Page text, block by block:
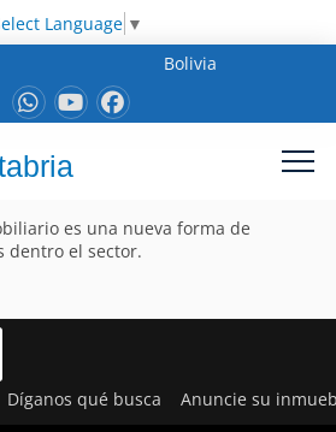
Language ▼
Bolivia
es una nueva forma de
dentro el sector.
Díganos qué busca Anuncie su